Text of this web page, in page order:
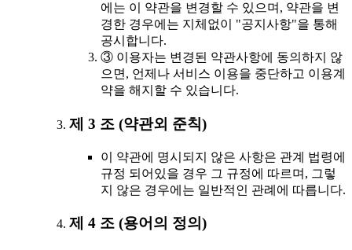
에는 이 약관을 변경할 수 있으며, 약관을 변
경한 경우에는 지체없이 "공지사항"을 통해
공시합니다.
③ 이용자는 변경된 약관사항에 동의하지 않
으면, 언제나 서비스 이용을 중단하고 이용계
약을 해지할 수 있습니다.
제 3 조 (약관외 준칙)
이 약관에 명시되지 않은 사항은 관계 법령에
규정 되어있을 경우 그 규정에 따르며, 그렇
지 않은 경우에는 일반적인 관례에 따릅니다.
제 4 조 (용어의 정의)